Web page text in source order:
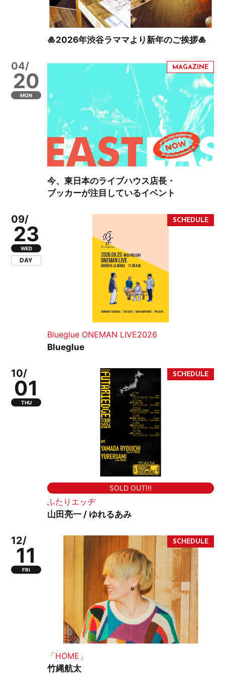
🎍2026年渋谷ラママより新年のご挨拶🎍
04/
20
MON
今、東日本のライブハウス店長・
ブッカーが注目しているイベント
09/
23
WED
DAY
Blueglue ONEMAN LIVE2026
Blueglue
10/
01
THU
SOLD OUT!!!
ふたりエッヂ
山田亮一 / ゆれるあみ
12/
11
FRI
「HOME」
竹縄航太